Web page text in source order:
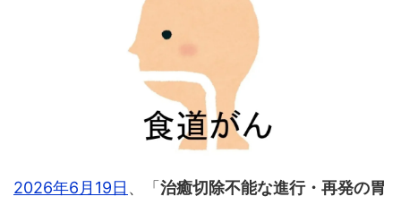
2026年6月19日 、「治癒切除不能な進行・再発の胃